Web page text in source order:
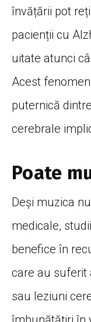
învățării pot
pacienții cu
uitate atunci
Acest
puternică
cerebrale
Poate
Deși muzica
medicale,
benefice în
care au suferit
sau leziuni